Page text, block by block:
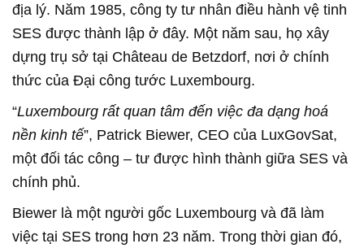
địa lý. Năm 1985, công ty tư nhân điều hành vệ tinh
SES được thành lập ở đây. Một năm sau, họ xây
dựng trụ sở tại Château de Betzdorf, nơi ở chính
thức của Đại công tước Luxembourg.
“Luxembourg rất quan tâm đến việc đa dạng hoá
nền kinh tế”, Patrick Biewer, CEO của LuxGovSat,
một đối tác công – tư được hình thành giữa SES và
chính phủ.
Biewer là một người gốc Luxembourg và đã làm
việc tại SES trong hơn 23 năm. Trong thời gian đó,